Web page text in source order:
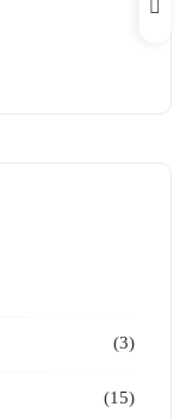
(3)
(15)